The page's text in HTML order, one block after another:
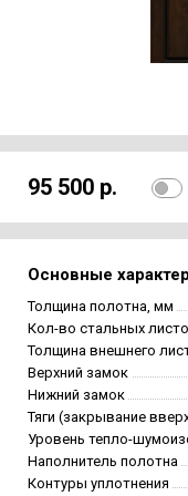
95 500 р.
Основные
Толщина полотна, мм
Кол-во стальных
Толщина внешнего
Верхний замок
Нижний замок
Тяги (закрывание
Уровень тепло-
Наполнитель полотна
Контуры уплотнения